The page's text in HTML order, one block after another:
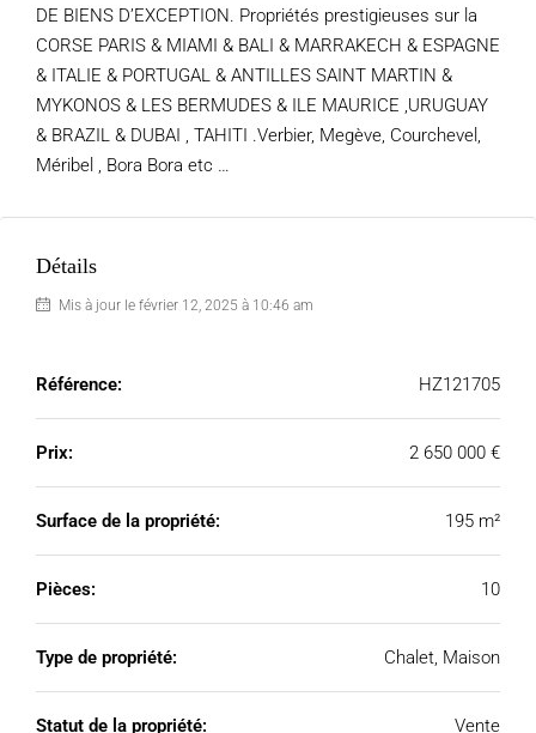
DE BIENS D’EXCEPTION. Propriétés prestigieuses sur la
CORSE PARIS & MIAMI & BALI & MARRAKECH & ESPAGNE
& ITALIE & PORTUGAL & ANTILLES SAINT MARTIN &
MYKONOS & LES BERMUDES & ILE MAURICE ,URUGUAY
& BRAZIL & DUBAI , TAHITI .Verbier, Megève, Courchevel,
Méribel , Bora Bora etc …
Détails
Mis à jour le février 12, 2025 à 10:46 am
Référence: HZ121705
Prix: 2 650 000 €
Surface de la propriété: 195 m²
Pièces: 10
Type de propriété: Chalet, Maison
Statut de la propriété: Vente